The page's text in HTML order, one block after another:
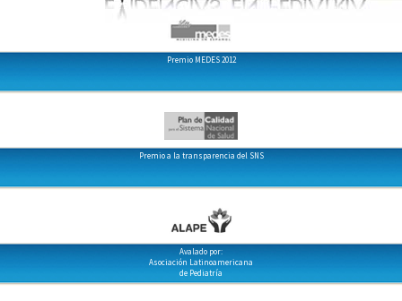
Premio MEDES 2012
Premio a la transparencia del SNS
Avalado por:
Asociación Latinoamericana
de Pediatría